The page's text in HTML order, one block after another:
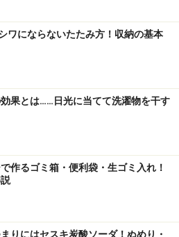
のリボンをつけたり、色紙を
リーや自宅にあるオーナメン
クリスマスらしさが増すので、
、金と銀のグリッターのりをつけ
ます。
り、かごに数個まとめて入れても
ワにならないたたみ方！収納の基本
効果とは……日光に当てて洗濯物を干す
作るゴミ箱・便利袋・生ゴミ入れ！
りにはセスキ炭酸ソーダ！ぬめり・